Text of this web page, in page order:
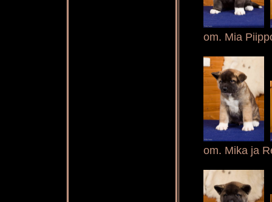
om. Mia
om. Mika ja